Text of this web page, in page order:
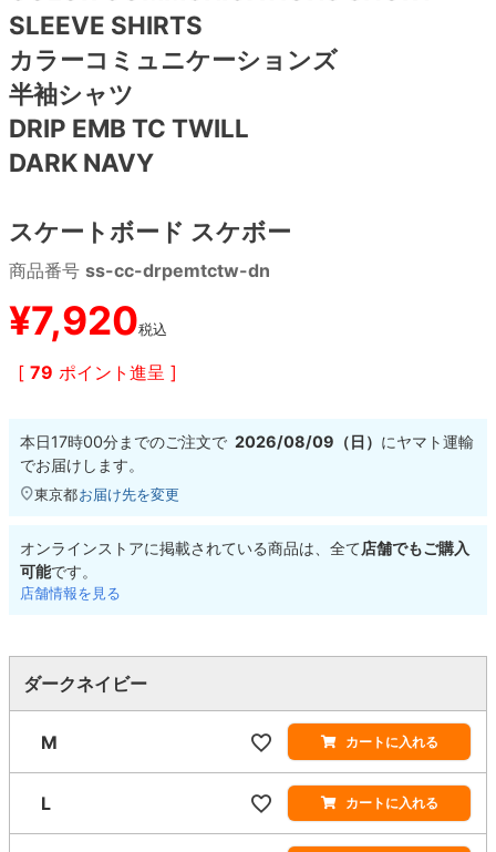
SLEEVE SHIRTS
カラーコミュニケーションズ
半袖シャツ
DRIP EMB TC TWILL
DARK NAVY
スケートボード スケボー
商品番号 ss-cc-drpemtctw-dn
¥7,920税込
[ 79 ポイント進呈 ]
本日17時00分までのご注文で 2026/08/09（日） にヤマト運輸
でお届けします。
東京都お届け先を変更
オンラインストアに掲載されている商品は、全て店舗でもご購入
可能です。
店舗情報を見る
ダークネイビー
M カートに入れる
L カートに入れる
8.6inch
8.7inch
8.8inch
9.0inch以上
シェイプデッキ
高性能デッキ
8.7inch
8.8inch
8.9inch
70mm
72mm
75mm
28.5cm
29cm
29.5cm
サイズの測り方